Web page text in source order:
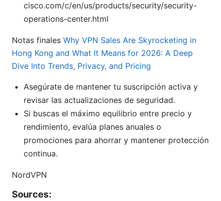
cisco.com/c/en/us/products/security/security-
operations-center.html
Notas finales Why VPN Sales Are Skyrocketing in
Hong Kong and What It Means for 2026: A Deep
Dive Into Trends, Privacy, and Pricing
Asegúrate de mantener tu suscripción activa y
revisar las actualizaciones de seguridad.
Si buscas el máximo equilibrio entre precio y
rendimiento, evalúa planes anuales o
promociones para ahorrar y mantener protección
continua.
NordVPN
Sources: